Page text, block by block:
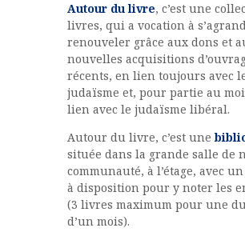
DONATION
MON PROFIL
Autour du livre, c’est une
livres, qui a vocation à
renouveler grâce aux dons et
nouvelles acquisitions
récents, en lien toujours avec
judaïsme et, pour partie au
lien avec le judaïsme libéral.
Autour du livre, c’est une
située dans la grande salle de
communauté, à l’étage, avec
à disposition pour y noter les
(3 livres maximum pour une
d’un mois).